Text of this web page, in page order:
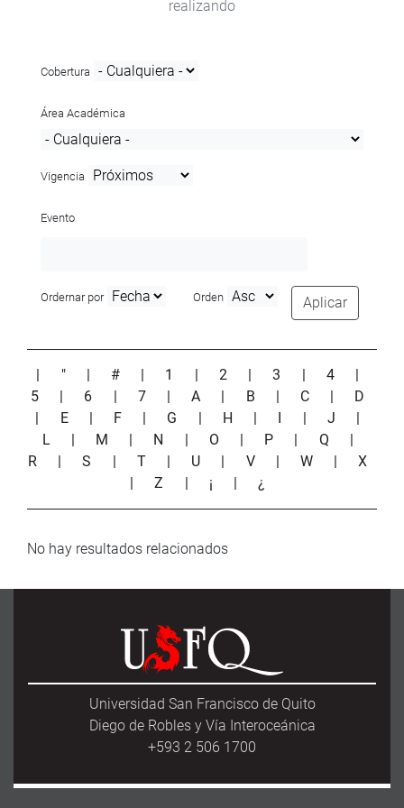
realizando
Cobertura
Área Académica
Vigencia
Evento
Ordernar por Orden Aplicar
| " | # | 1 | 2 |3 | 4
|
5
| 6 | 7 |A | B | C | D
| E | F | G | H | I | J
|
L
| M | N | O | P | Q
|
R
|S | T | U | V |W |X
|Z | ¡ |¿
No hay resultados relacionados
Universidad San Francisco de Quito
Diego de Robles y Vía Interoceánica
+593 2 506 1700